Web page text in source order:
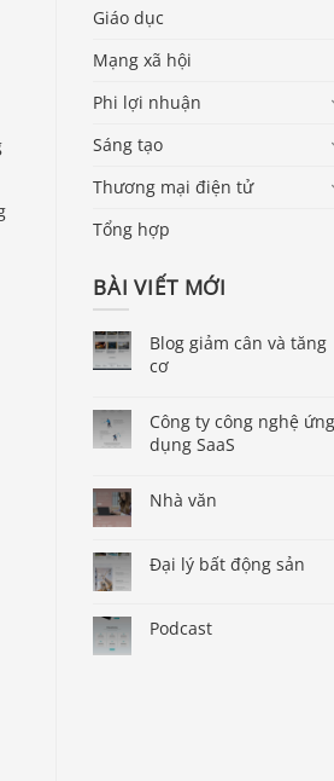
Giáo dục
Mạng xã hội
Phi lợi nhuận
Sáng tạo
Thương mại điện tử
Tổng hợp
BÀI VIẾT MỚI
Blog giảm cân và tăng
cơ
Công ty công nghệ ứng
dụng SaaS
Nhà văn
Đại lý bất động sản
Podcast